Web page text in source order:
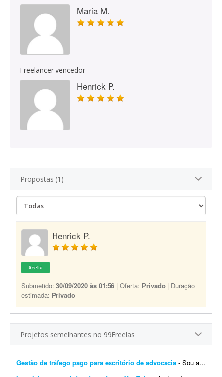
Maria M.
Freelancer vencedor
Henrick P.
Propostas (1)
Henrick P.
Aceita
Submetido: 30/09/2020 às 01:56 | Oferta: Privado | Duração
estimada: Privado
Projetos semelhantes no 99Freelas
Gestão de tráfego pago para escritório de advocacia - Sou advogada e estou iniciando meu escritório. Procuro freelancer de tráfego pago, não agência, para começarmos pequeno e crescermos juntos conforme os resultados ...